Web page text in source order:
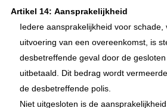
Artikel 14: Aansprakelijkheid
Iedere aansprakelijkheid voor
uitvoering van een overeenkomst, is
desbetreffende geval door de
uitbetaald. Dit bedrag wordt
de desbetreffende polis.
Niet uitgesloten is de